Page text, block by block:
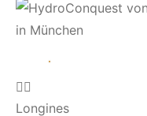
Longines